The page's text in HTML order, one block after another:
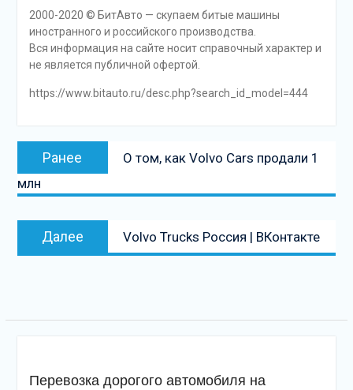
2000-2020 © БитАвто — скупаем битые машины
иностранного и российского производства.
Вся информация на сайте носит справочный характер и
не является публичной офертой.
https://www.bitauto.ru/desc.php?search_id_model=444
Навигация
записям
Ранее
Предыдущая
запись:
О том, как Volvo Cars продали 1
млн
Далее
Следующая
запись
Volvo Trucks Россия | ВКонтакте
Перевозка дорогого автомобиля на